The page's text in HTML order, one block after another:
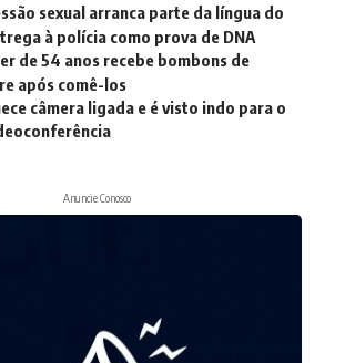
sexual arranca parte da língua do
à polícia como prova de DNA
de 54 anos recebe bombons de
após comê-los
câmera ligada e é visto indo para o
Anuncie Conosco